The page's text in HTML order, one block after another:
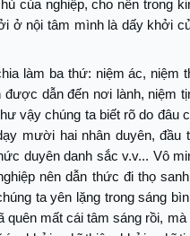
của nghiệp, cho nên trong
ở nội tâm mình là dấy khởi
làm ba thứ: niệm ác, niệm
được dẫn đến nơi lành, niệm
vậy chúng ta biết rõ do đâu
mười hai nhân duyên, đầu
duyên danh sắc v.v... Vô
nên dẫn thức đi thọ
ta yên lặng trong sáng
quên mất cái tâm sáng rồi,